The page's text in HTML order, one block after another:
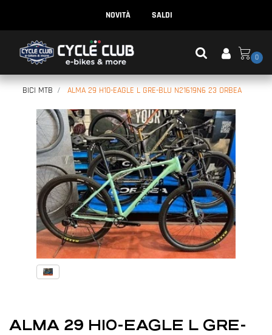
NOVITÀ SALDI
0
BICI MTB ALMA 29 H10-EAGLE L GRE-BLU N21619N6 23 ORBEA
ALMA 29 H10-EAGLE L GRE-